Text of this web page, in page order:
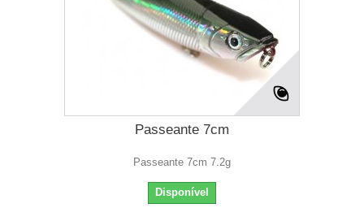
Passeante 7cm
Passeante 7cm 7.2g
Disponível